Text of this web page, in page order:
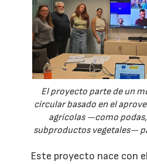
El proyecto parte de un
circular basado en el
agrícolas —como
subproductos vegetales—
Este proyecto nace con